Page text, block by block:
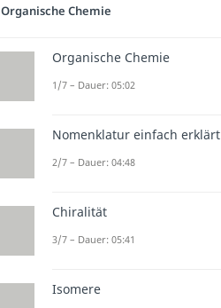
Organische Chemie
Organische Chemie
1/7 – Dauer: 05:02
Nomenklatur einfach erklärt
2/7 – Dauer: 04:48
Chiralität
3/7 – Dauer: 05:41
Isomere